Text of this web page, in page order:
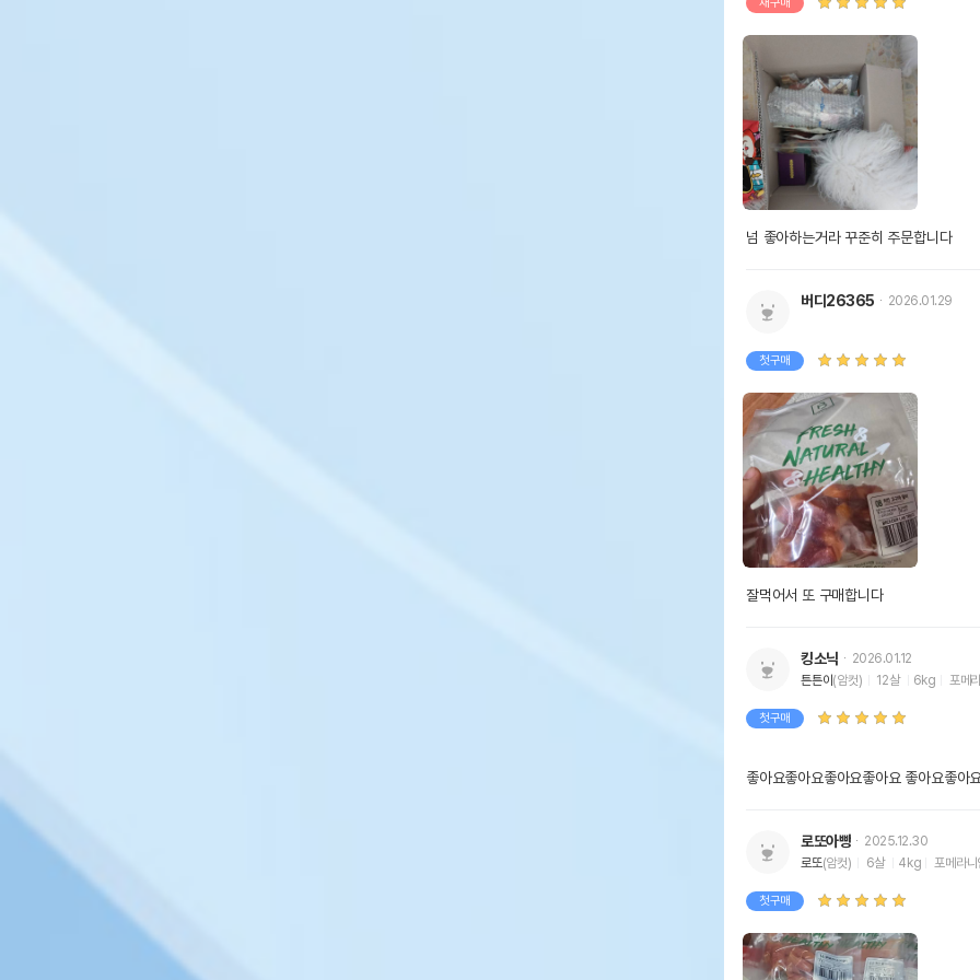
넘 좋아하는거라 꾸준히 주문합니다
버디26365 2026.01.29
첫구매
잘먹어서 또 구매합니다
킹소닉
2026.01.12
튼튼이(암컷) 12살 6kg 포메
첫구매
좋아요좋아요좋아요좋아요 좋아요좋아
로또아빵
2025.12.30
로또(암컷) 6살 4kg 포메라니
첫구매